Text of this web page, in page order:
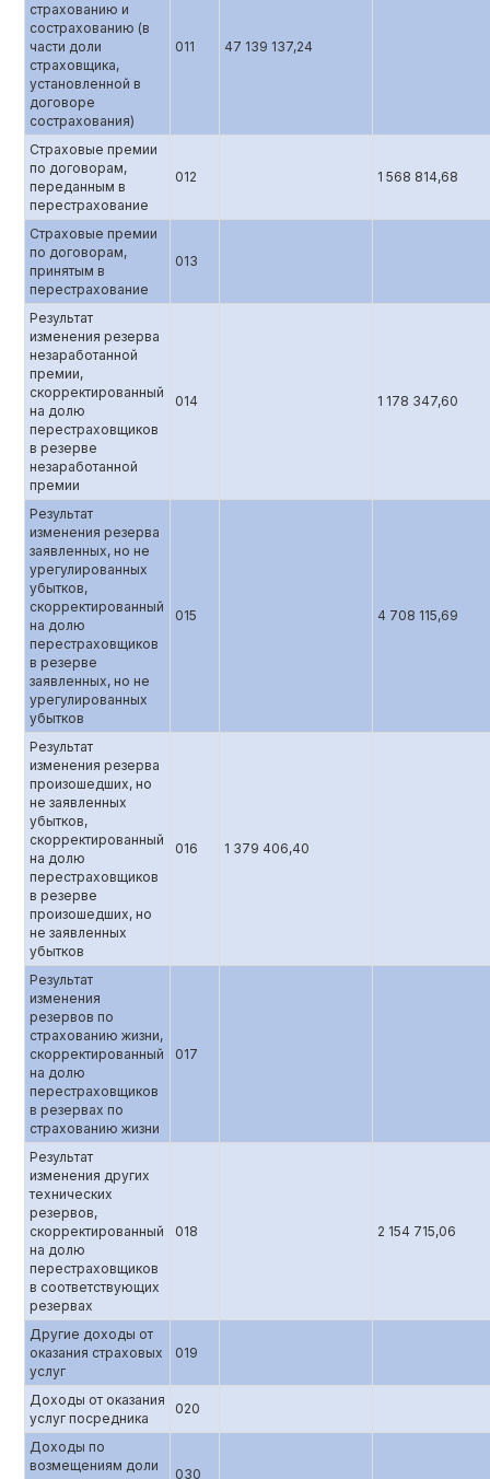
страхованию и
сострахованию (в
части доли
страховщика,
установленной в
договоре
сострахования)
011 47 139 137,24
Страховые премии
по договорам,
переданным в
перестрахование
012 1 568 814,68
Страховые премии
по договорам,
принятым в
перестрахование
013
Результат
изменения резерва
незаработанной
премии,
скорректированный
на долю
перестраховщиков
в резерве
незаработанной
премии
014 1 178 347,60
Результат
изменения резерва
заявленных, но не
урегулированных
убытков,
скорректированный
на долю
перестраховщиков
в резерве
заявленных, но не
урегулированных
убытков
015 4 708 115,69
Результат
изменения резерва
произошедших, но
не заявленных
убытков,
скорректированный
на долю
перестраховщиков
в резерве
произошедших, но
не заявленных
убытков
016 1 379 406,40
Результат
изменения
резервов по
страхованию жизни,
скорректированный
на долю
перестраховщиков
в резервах по
страхованию жизни
017
Результат
изменения других
технических
резервов,
скорректированный
на долю
перестраховщиков
в соответствующих
резервах
018 2 154 715,06
Другие доходы от
оказания страховых
услуг
019
Доходы от оказания
услуг посредника
020
Доходы по
возмещениям доли
030